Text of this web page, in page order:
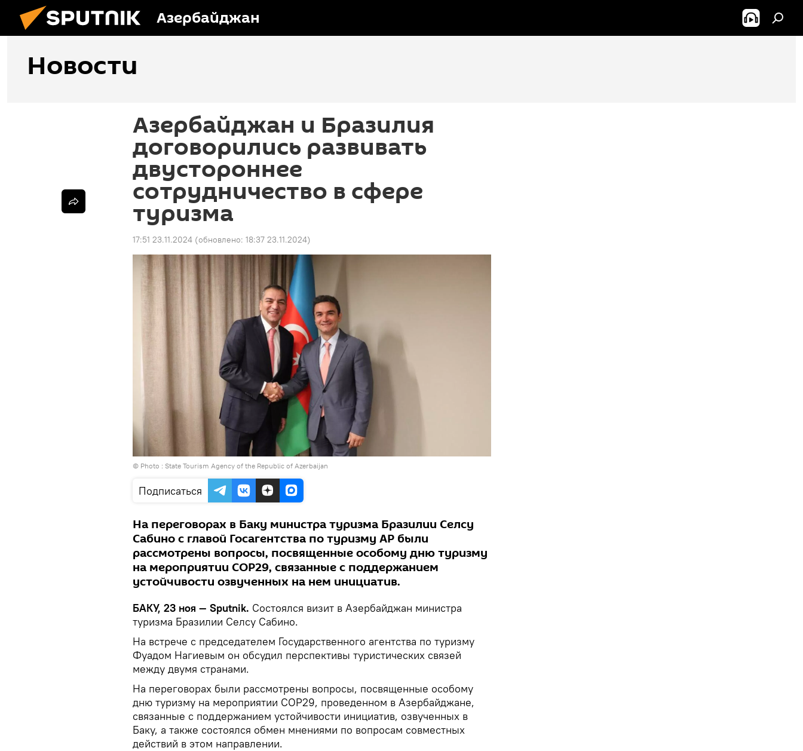
Азербайджан
Новости
Азербайджан и Бразилия
договорились развивать
двустороннее
сотрудничество в сфере
туризма
17:51 23.11.2024 (обновлено: 18:37 23.11.2024)
© Photo : State Tourism Agency of the Republic of Azerbaijan
Подписаться
На переговорах в Баку министра туризма Бразилии Селсу
Сабино с главой Госагентства по туризму АР были
рассмотрены вопросы, посвященные особому дню туризму
на мероприятии COP29, связанные с поддержанием
устойчивости озвученных на нем инициатив.
БАКУ, 23 ноя — Sputnik. Состоялся визит в Азербайджан министра
туризма Бразилии Селсу Сабино.
На встрече с председателем Государственного агентства по туризму
Фуадом Нагиевым он обсудил перспективы туристических связей
между двумя странами.
На переговорах были рассмотрены вопросы, посвященные особому
дню туризму на мероприятии COP29, проведенном в Азербайджане,
связанные с поддержанием устойчивости инициатив, озвученных в
Баку, а также состоялся обмен мнениями по вопросам совместных
действий в этом направлении.